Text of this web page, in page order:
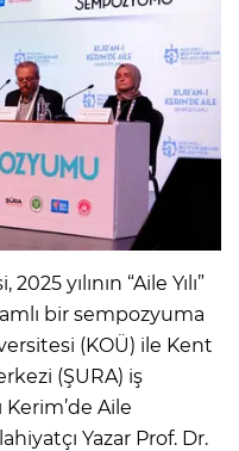
yılının “Aile Yılı”
bir sempozyuma
(KOÜ) ile Kent
(ŞURA) iş
Aile
Yazar Prof. Dr.